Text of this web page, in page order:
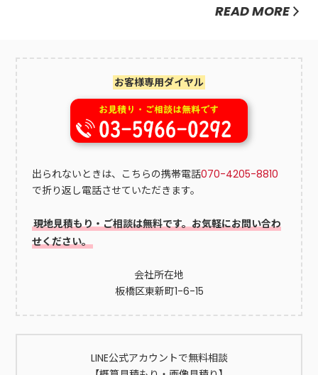
悩みなら、「田中屋」にお任せください。板橋区は住宅が密集
ってしまう」といった...
READ MORE
お客様専用ダイヤル
出られないときは、こちらの携帯電話070-4205-8810
で折り返し電話させていただきます。
現地見積もり・ご相談は無料です。お気軽にお問い合わ
せください。
会社所在地
板橋区東新町1-6-15
LINE公式アカウントで無料相談